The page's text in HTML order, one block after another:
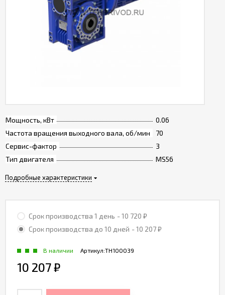
Мощность, кВт
0.06
Частота вращения выходного вала, об/мин
70
Сервис-фактор
3
Тип двигателя
MS56
Подробные характеристики
Срок производства 1 день - 10 720 ₽
Срок производства до 10 дней - 10 207₽
Артикул:TH100039
В наличии
10 207₽